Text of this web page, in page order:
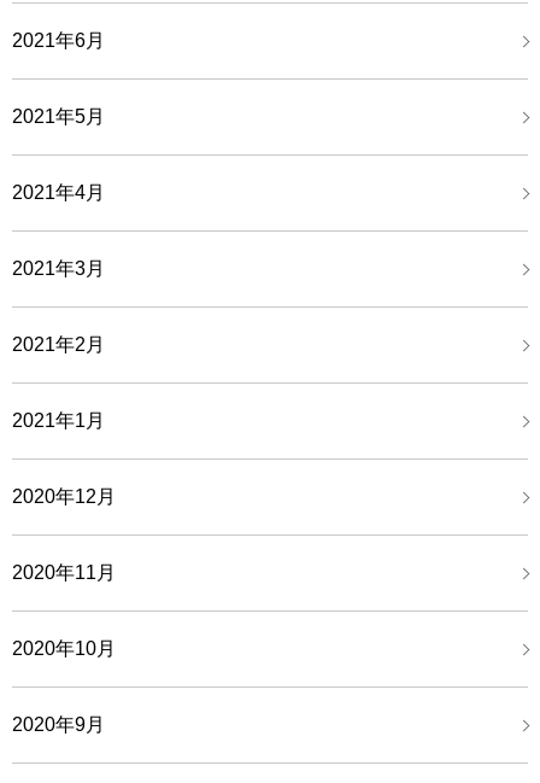
2021年6月
2021年5月
2021年4月
2021年3月
2021年2月
2021年1月
2020年12月
2020年11月
2020年10月
2020年9月